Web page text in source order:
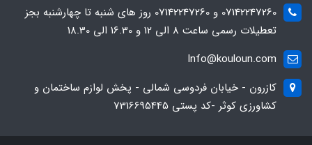
07142247260 و 07142247260 روز های شنبه تا چهارشنبه بجز
تعطیلات رسمی ساعت 8 الی 12 و 16.30 الی 18.30
Info@kouloun.com
کازرون - خیابان فردوسی شمالی - پخش لوازم ساختمان و
کشاورزی کوثر -کد پستی 7316695445